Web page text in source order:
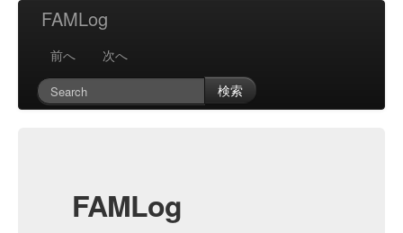
FAMLog
前へ
次へ
検索
FAMLog